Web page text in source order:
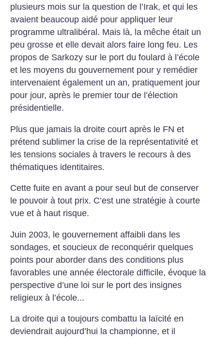
plusieurs mois sur la question de l’Irak, et qui les
avaient beaucoup aidé pour appliquer leur
programme ultralibéral. Mais là, la mêche était un
peu grosse et elle devait alors faire long feu. Les
propos de Sarkozy sur le port du foulard à l’école
et les moyens du gouvernement pour y remédier
intervenaient également un an, pratiquement jour
pour jour, après le premier tour de l’élection
présidentielle.
Plus que jamais la droite court après le FN et
prétend sublimer la crise de la représentativité et
les tensions sociales à travers le recours à des
thématiques identitaires.
Cette fuite en avant a pour seul but de conserver
le pouvoir à tout prix. C’est une stratégie à courte
vue et à haut risque.
Juin 2003, le gouvernement affaibli dans les
sondages, et soucieux de reconquérir quelques
points pour aborder dans des conditions plus
favorables une année électorale difficile, évoque la
perspective d’une loi sur le port des insignes
religieux à l’école...
La droite qui a toujours combattu la laïcité en
deviendrait aujourd’hui la championne, et il